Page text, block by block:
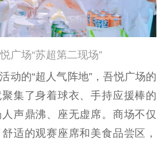
场“苏超第二现场”
的“超人气阵地”，吾悦广场的
集了身着球衣、手持应援棒的
声鼎沸、座无虚席。商场不仅
适的观赛座席和美食品尝区，